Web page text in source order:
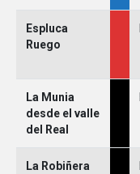
Espluca
Ruego
La Munia
desde el valle
del Real
La Robiñera